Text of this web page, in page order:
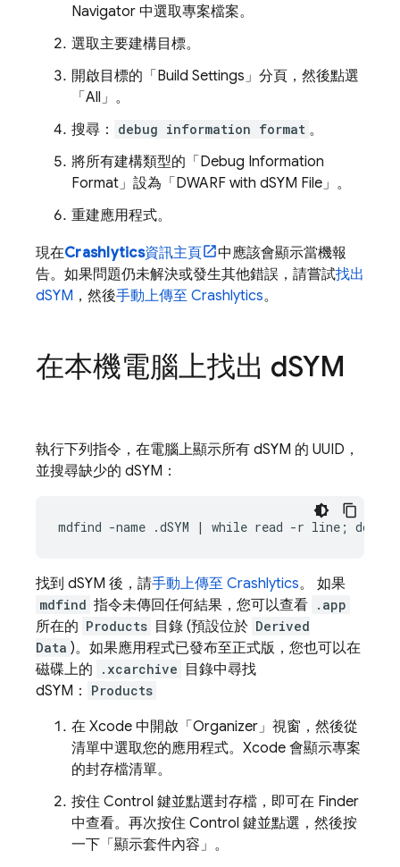
Navigator 中選取專案檔案。
選取主要建構目標。
開啟目標的「Build Settings」 分頁，然後點選
「All」 。
搜尋：
debug information format 。
將所有建構類型的「Debug Information
Format」 設為「DWARF with dSYM File」 。
重建應用程式。
現在Crashlytics資訊主頁
中應該會顯示當機報
告。如果問題仍未解決或發生其他錯誤，請嘗試找出
dSYM ，然後手動上傳至 Crashlytics。
在本機電腦上找出 dSYM
執行下列指令，在電腦上顯示所有 dSYM 的 UUID，
並搜尋缺少的 dSYM：
mdfind -name .dSYM | while read -r line; do
找到 dSYM 後，請手動上傳至 Crashlytics。 如果
mdfind 指令未傳回任何結果，您可以查看 .app
所在的 Products 目錄 (預設位於 Derived
Data )。如果應用程式已發布至正式版，您也可以在
磁碟上的
.xcarchive
目錄中尋找
dSYM：
Products
在 Xcode 中開啟「Organizer」 視窗，然後從
清單中選取您的應用程式。Xcode 會顯示專案
的封存檔清單。
按住 Control 鍵並點選封存檔，即可在 Finder
中查看。再次按住 Control 鍵並點選，然後按
一下「顯示套件內容」 。